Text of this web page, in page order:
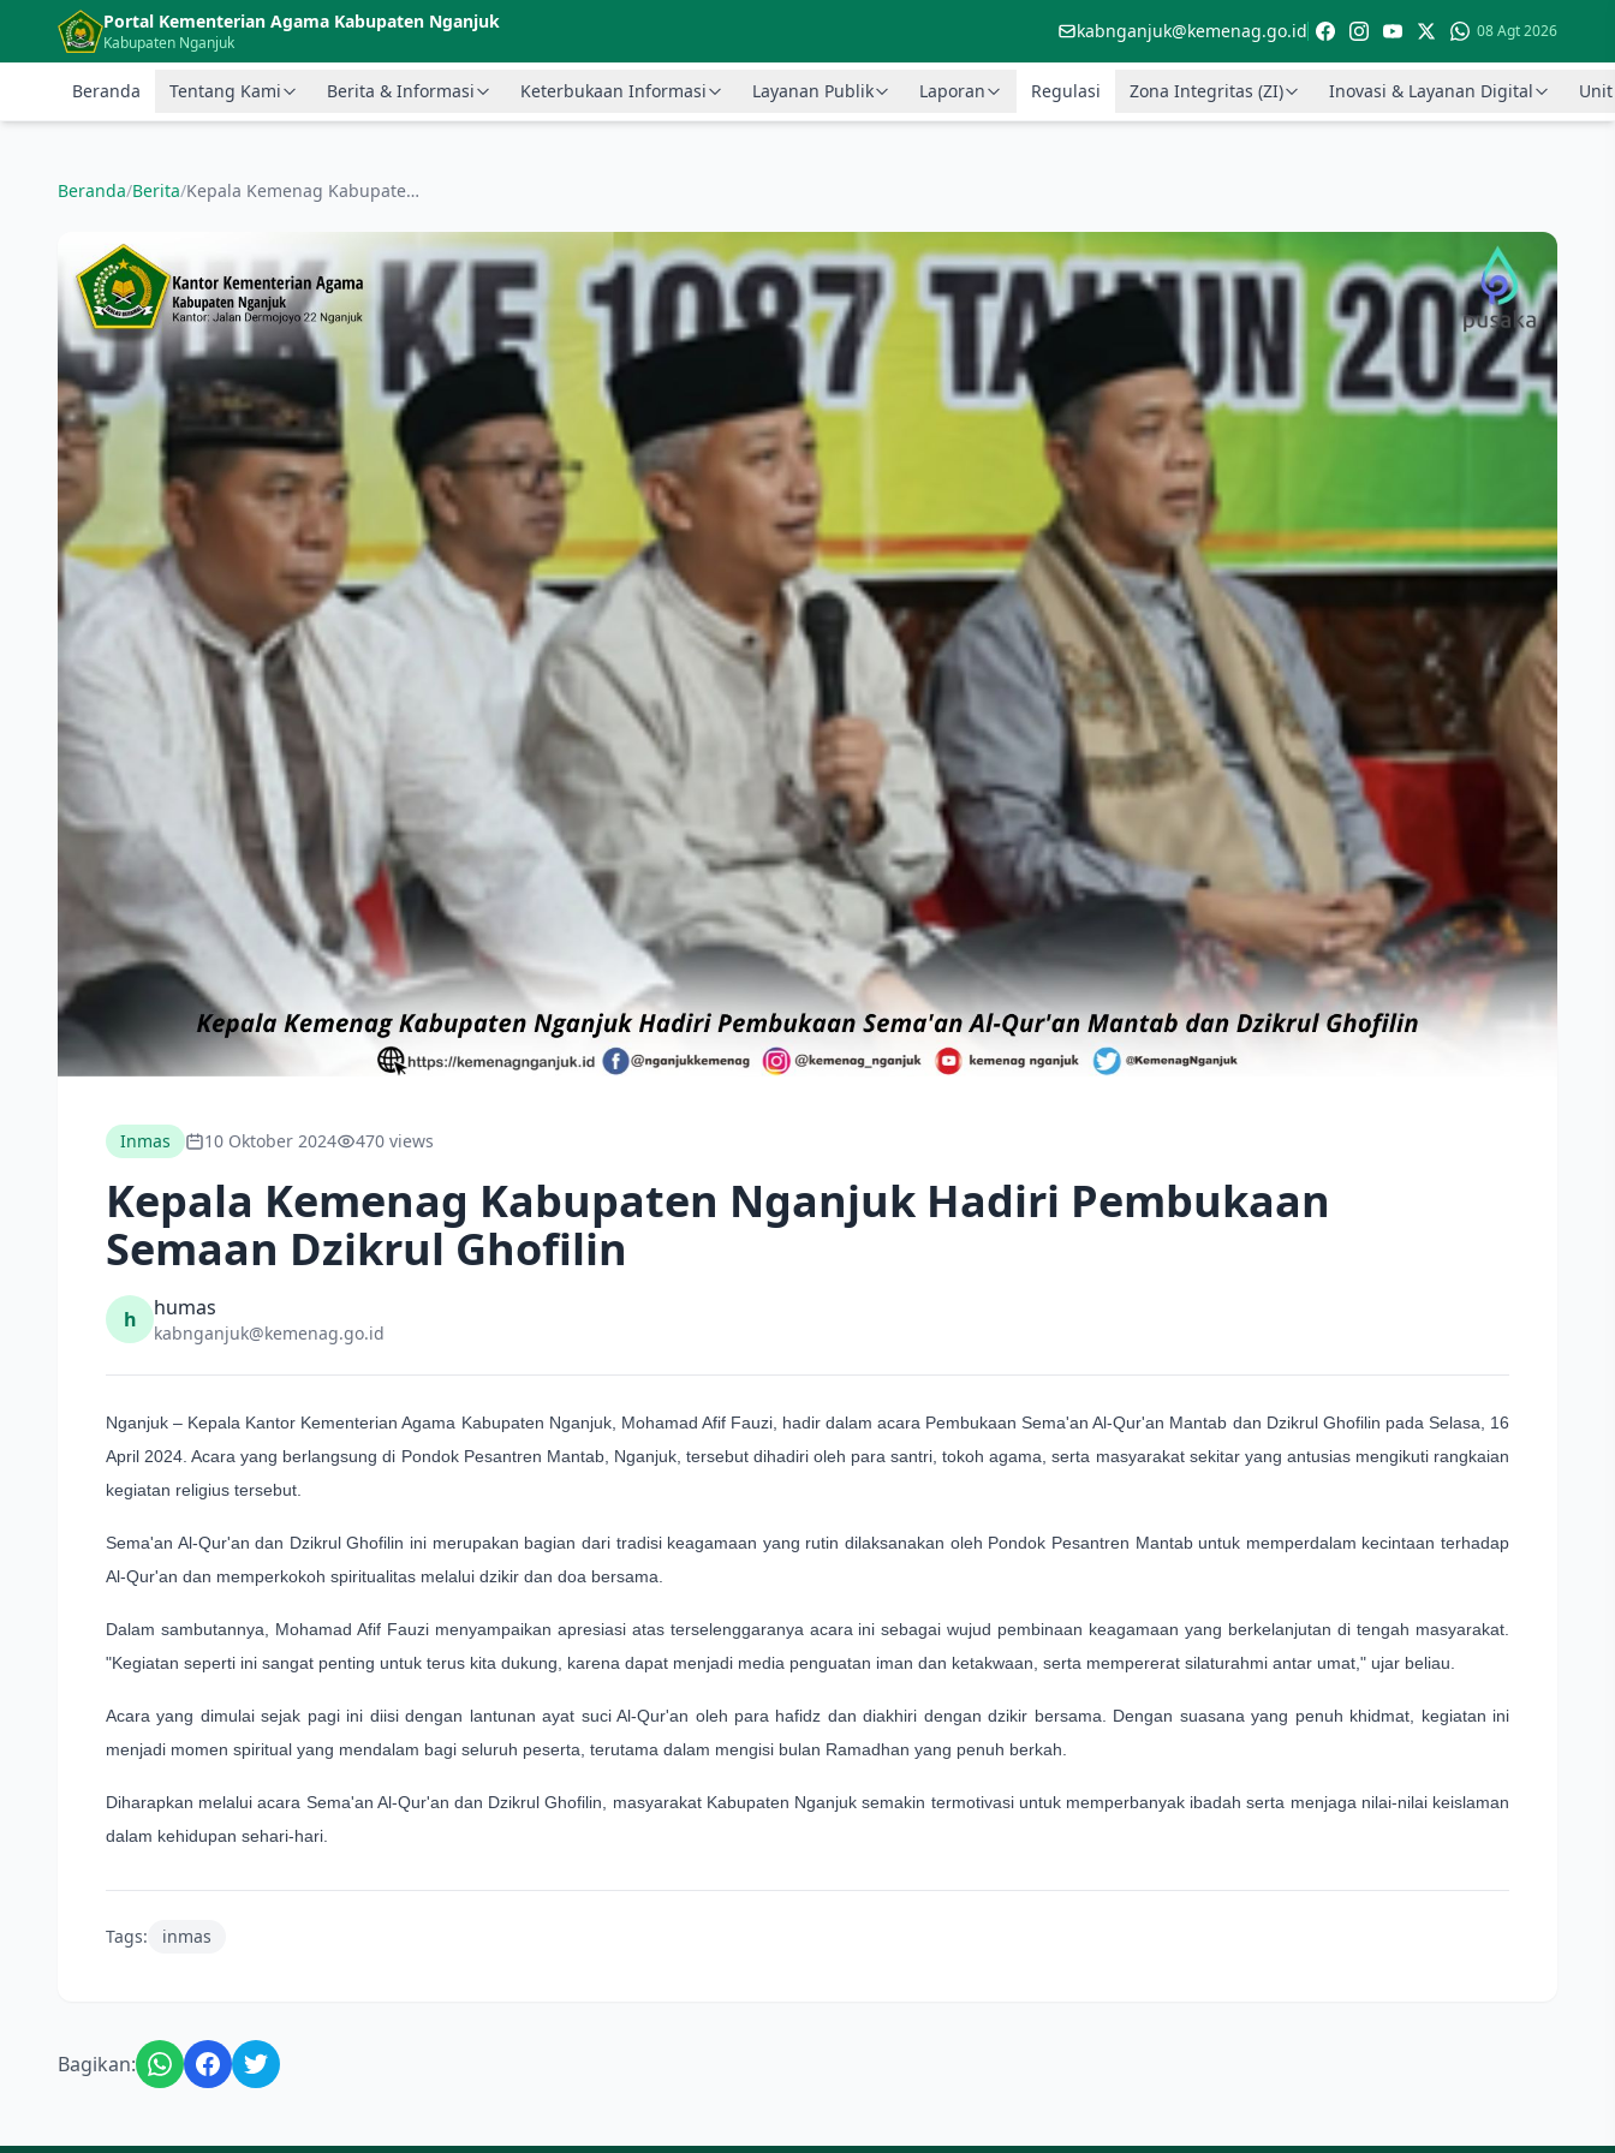
Langsung ke konten utama
Portal Kementerian Agama Kabupaten Nganjuk
Kabupaten Nganjuk
kabnganjuk@kemenag.go.id 08 Agt 2026
Beranda Tentang Kami Berita & Informasi Keterbukaan Informasi Layanan Publik Laporan Regulasi Zona Integritas (ZI) Inovasi & Layanan Digital
Beranda/Berita/ Kepala Kemenag Kabupaten Nganjuk Hadiri Pembukaan Semaan Dzikrul Ghofilin
Inmas 10 Oktober 2024 470 views
Kepala Kemenag Kabupaten Nganjuk Hadiri Pembukaan
Semaan Dzikrul Ghofilin
h humas
kabnganjuk@kemenag.go.id
Nganjuk – Kepala Kantor Kementerian Agama Kabupaten Nganjuk, Mohamad Afif Fauzi, hadir dalam acara Pembukaan Sema'an Al-Qur'an Mantab dan Dzikrul Ghofilin pada Selasa, 16
April 2024. Acara yang berlangsung di Pondok Pesantren Mantab, Nganjuk, tersebut dihadiri oleh para santri, tokoh agama, serta masyarakat sekitar yang antusias mengikuti rangkaian
kegiatan religius tersebut.
Sema'an Al-Qur'an dan Dzikrul Ghofilin ini merupakan bagian dari tradisi keagamaan yang rutin dilaksanakan oleh Pondok Pesantren Mantab untuk memperdalam kecintaan terhadap
Al-Qur'an dan memperkokoh spiritualitas melalui dzikir dan doa bersama.
Dalam sambutannya, Mohamad Afif Fauzi menyampaikan apresiasi atas terselenggaranya acara ini sebagai wujud pembinaan keagamaan yang berkelanjutan di tengah masyarakat.
"Kegiatan seperti ini sangat penting untuk terus kita dukung, karena dapat menjadi media penguatan iman dan ketakwaan, serta mempererat silaturahmi antar umat," ujar beliau.
Acara yang dimulai sejak pagi ini diisi dengan lantunan ayat suci Al-Qur'an oleh para hafidz dan diakhiri dengan dzikir bersama. Dengan suasana yang penuh khidmat, kegiatan ini
menjadi momen spiritual yang mendalam bagi seluruh peserta, terutama dalam mengisi bulan Ramadhan yang penuh berkah.
Diharapkan melalui acara Sema'an Al-Qur'an dan Dzikrul Ghofilin, masyarakat Kabupaten Nganjuk semakin termotivasi untuk memperbanyak ibadah serta menjaga nilai-nilai keislaman
dalam kehidupan sehari-hari.
Tags: inmas
Bagikan: